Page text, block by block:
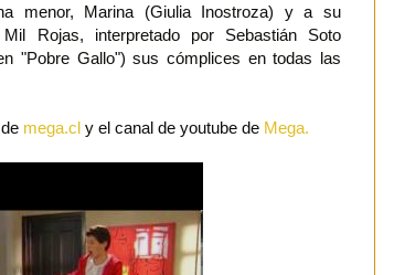
menor, Marina (Giulia Inostroza) y a su
Rojas, interpretado por Sebastián Soto
"Pobre Gallo") sus cómplices en todas las
mega.cl y el canal de youtube de Mega.